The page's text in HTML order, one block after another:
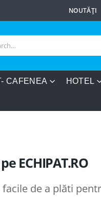
NOUTĂȚI
CAFENEA HOTEL
ECHIPAT.RO
de a plăti